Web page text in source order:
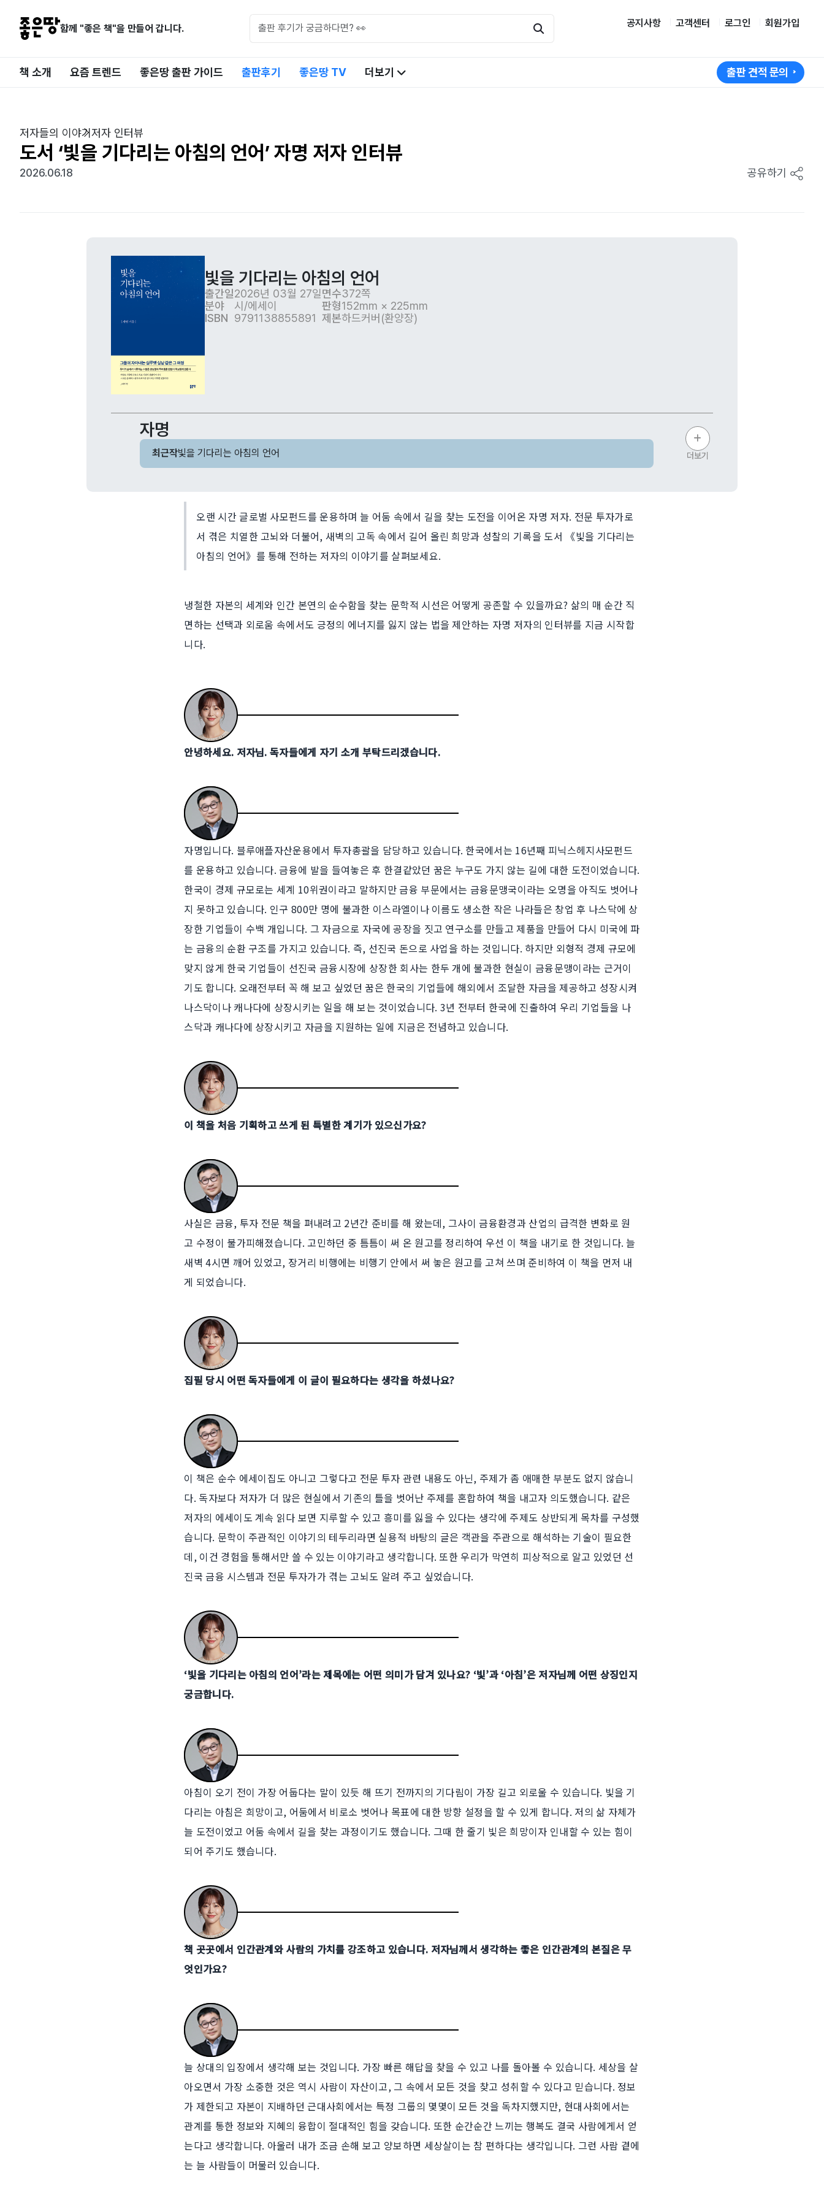
함께 "좋은 책"을 만들어 갑니다. 공지사항 고객센터 로그인 회원가입
책 소개 요즘 트렌드 좋은땅 출판 가이드 출판후기 좋은땅 TV 더보기 출판 견적 문의
저자들의 이야기저자 인터뷰
도서 ‘빛을 기다리는 아침의 언어’ 자명 저자 인터뷰
2026.06.18 공유하기
빛을 기다리는 아침의 언어
출간일
분야
ISBN
2026년 03월 27일
시/에세이
9791138855891
면수
판형
제본
372쪽
152mm × 225mm
하드커버(환양장)
자명
최근작빛을 기다리는 아침의 언어 더보기
오랜 시간 글로벌 사모펀드를 운용하며 늘 어둠 속에서 길을 찾는 도전을 이어온 자명 저자. 전문 투자가로
서 겪은 치열한 고뇌와 더불어, 새벽의 고독 속에서 길어 올린 희망과 성찰의 기록을 도서 《빛을 기다리는
아침의 언어》를 통해 전하는 저자의 이야기를 살펴보세요.
냉철한 자본의 세계와 인간 본연의 순수함을 찾는 문학적 시선은 어떻게 공존할 수 있을까요? 삶의 매 순간 직
면하는 선택과 외로움 속에서도 긍정의 에너지를 잃지 않는 법을 제안하는 자명 저자의 인터뷰를 지금 시작합
니다.
안녕하세요. 저자님. 독자들에게 자기 소개 부탁드리겠습니다.
자명입니다. 블루애플자산운용에서 투자총괄을 담당하고 있습니다. 한국에서는 16년째 피닉스헤지사모펀드
를 운용하고 있습니다. 금융에 발을 들여놓은 후 한결같았던 꿈은 누구도 가지 않는 길에 대한 도전이었습니다.
한국이 경제 규모로는 세계 10위권이라고 말하지만 금융 부문에서는 금융문맹국이라는 오명을 아직도 벗어나
지 못하고 있습니다. 인구 800만 명에 불과한 이스라엘이나 이름도 생소한 작은 나라들은 창업 후 나스닥에 상
장한 기업들이 수백 개입니다. 그 자금으로 자국에 공장을 짓고 연구소를 만들고 제품을 만들어 다시 미국에 파
는 금융의 순환 구조를 가지고 있습니다. 즉, 선진국 돈으로 사업을 하는 것입니다. 하지만 외형적 경제 규모에
맞지 않게 한국 기업들이 선진국 금융시장에 상장한 회사는 한두 개에 불과한 현실이 금융문맹이라는 근거이
기도 합니다. 오래전부터 꼭 해 보고 싶었던 꿈은 한국의 기업들에 해외에서 조달한 자금을 제공하고 성장시켜
나스닥이나 캐나다에 상장시키는 일을 해 보는 것이었습니다. 3년 전부터 한국에 진출하여 우리 기업들을 나
스닥과 캐나다에 상장시키고 자금을 지원하는 일에 지금은 전념하고 있습니다.
이 책을 처음 기획하고 쓰게 된 특별한 계기가 있으신가요?
사실은 금융, 투자 전문 책을 펴내려고 2년간 준비를 해 왔는데, 그사이 금융환경과 산업의 급격한 변화로 원
고 수정이 불가피해졌습니다. 고민하던 중 틈틈이 써 온 원고를 정리하여 우선 이 책을 내기로 한 것입니다. 늘
새벽 4시면 깨어 있었고, 장거리 비행에는 비행기 안에서 써 놓은 원고를 고쳐 쓰며 준비하여 이 책을 먼저 내
게 되었습니다.
집필 당시 어떤 독자들에게 이 글이 필요하다는 생각을 하셨나요?
이 책은 순수 에세이집도 아니고 그렇다고 전문 투자 관련 내용도 아닌, 주제가 좀 애매한 부분도 없지 않습니
다. 독자보다 저자가 더 많은 현실에서 기존의 틀을 벗어난 주제를 혼합하여 책을 내고자 의도했습니다. 같은
저자의 에세이도 계속 읽다 보면 지루할 수 있고 흥미를 잃을 수 있다는 생각에 주제도 상반되게 목차를 구성했
습니다. 문학이 주관적인 이야기의 테두리라면 실용적 바탕의 글은 객관을 주관으로 해석하는 기술이 필요한
데, 이건 경험을 통해서만 쓸 수 있는 이야기라고 생각합니다. 또한 우리가 막연히 피상적으로 알고 있었던 선
진국 금융 시스템과 전문 투자가가 겪는 고뇌도 알려 주고 싶었습니다.
‘빛을 기다리는 아침의 언어’라는 제목에는 어떤 의미가 담겨 있나요? ‘빛’과 ‘아침’은 저자님께 어떤 상징인지
궁금합니다.
아침이 오기 전이 가장 어둡다는 말이 있듯 해 뜨기 전까지의 기다림이 가장 길고 외로울 수 있습니다. 빛을 기
다리는 아침은 희망이고, 어둠에서 비로소 벗어나 목표에 대한 방향 설정을 할 수 있게 합니다. 저의 삶 자체가
늘 도전이었고 어둠 속에서 길을 찾는 과정이기도 했습니다. 그때 한 줄기 빛은 희망이자 인내할 수 있는 힘이
되어 주기도 했습니다.
책 곳곳에서 인간관계와 사람의 가치를 강조하고 있습니다. 저자님께서 생각하는 좋은 인간관계의 본질은 무
엇인가요?
늘 상대의 입장에서 생각해 보는 것입니다. 가장 빠른 해답을 찾을 수 있고 나를 돌아볼 수 있습니다. 세상을 살
아오면서 가장 소중한 것은 역시 사람이 자산이고, 그 속에서 모든 것을 찾고 성취할 수 있다고 믿습니다. 정보
가 제한되고 자본이 지배하던 근대사회에서는 특정 그룹의 몇몇이 모든 것을 독차지했지만, 현대사회에서는
관계를 통한 정보와 지혜의 융합이 절대적인 힘을 갖습니다. 또한 순간순간 느끼는 행복도 결국 사람에게서 얻
는다고 생각합니다. 아울러 내가 조금 손해 보고 양보하면 세상살이는 참 편하다는 생각입니다. 그런 사람 곁에
는 늘 사람들이 머물러 있습니다.